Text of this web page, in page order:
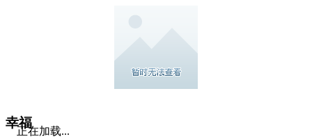
幸福
正在加载...